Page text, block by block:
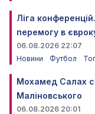
Ліга
перемогу в
06.08.2026 22:07
Новини
Футбол
Мохамед Салах
Маліновського
06.08.2026 20:01